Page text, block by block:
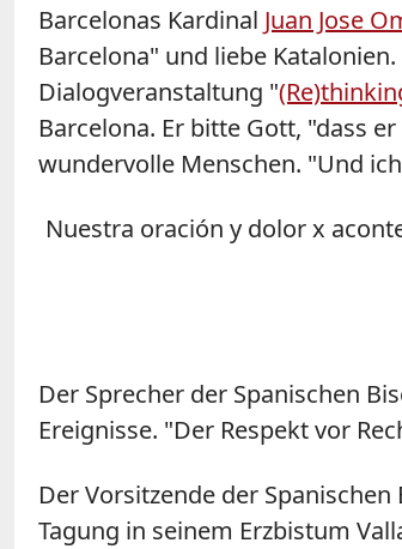
Barcelonas Kardinal Juan Jose
Barcelona" und liebe
Dialogveranstaltung "
Barcelona. Er bitte Gott, "dass
wundervolle Menschen. "Und
Nuestra oración y dolor x
Der Sprecher der Spanischen
Ereignisse. "Der Respekt vor
Der Vorsitzende der
Tagung in seinem Erzbistum